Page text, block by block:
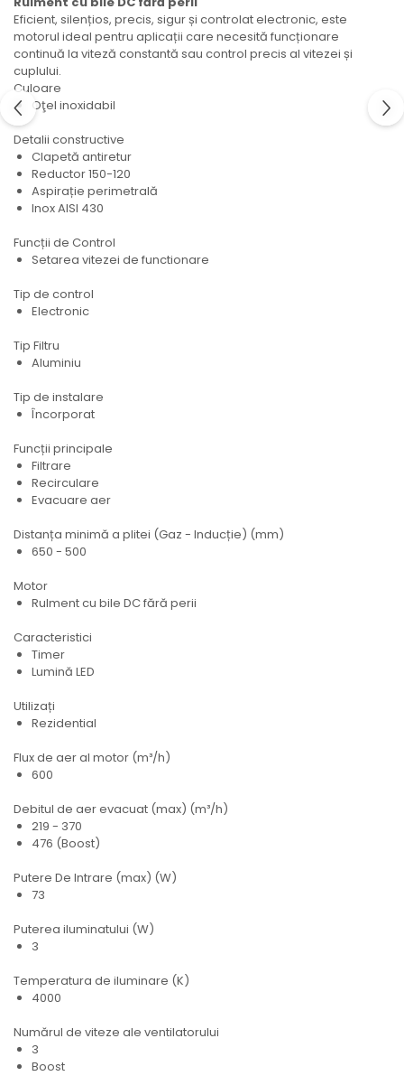
Eficient, silențios, precis, sigur și controlat electronic, este
motorul ideal pentru aplicații care necesită funcționare
continuă la viteză constantă sau control precis al vitezei și
cuplului.
Culoare
Oţel inoxidabil
Detalii constructive
Clapetă antiretur
Reductor 150-120
Aspirație perimetrală
Inox AISI 430
Funcții de Control
Setarea vitezei de functionare
Tip de control
Electronic
Tip Filtru
Aluminiu
Tip de instalare
Încorporat
Funcții principale
Filtrare
Recirculare
Evacuare aer
Distanța minimă a plitei (Gaz - Inducție) (mm)
650 - 500
Motor
Rulment cu bile DC fără perii
Caracteristici
Timer
Lumină LED
Utilizați
Rezidential
Flux de aer al motor (m³/h)
600
Debitul de aer evacuat (max) (m³/h)
219 - 370
476 (Boost)
Putere De Intrare (max) (W)
73
Puterea iluminatului (W)
3
Temperatura de iluminare (K)
4000
Numărul de viteze ale ventilatorului
3
Boost